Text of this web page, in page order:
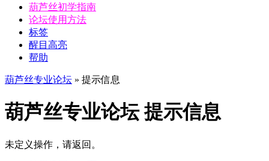
葫芦丝初学指南
论坛使用方法
标签
醒目高亮
帮助
葫芦丝专业论坛 » 提示信息
葫芦丝专业论坛 提示信息
未定义操作，请返回。